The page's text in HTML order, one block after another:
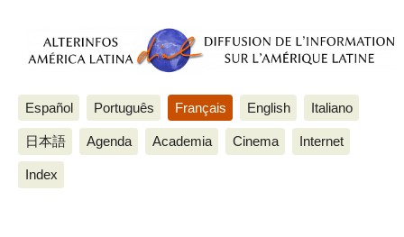
Español Português Français English Italiano
日本語 Agenda Academia Cinema Internet
Index